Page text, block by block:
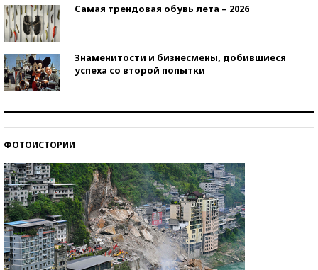
Самая трендовая обувь лета – 2026
Знаменитости и бизнесмены, добившиеся
успеха со второй попытки
ФОТОИСТОРИИ